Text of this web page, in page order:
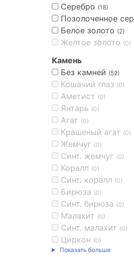
Серебро (18)
Позолоченное
Белое золото (2)
Желтое золото (0)
Камень
Без камней (52)
Кошачий глаз (0)
Аметист (0)
Янтарь (0)
Агат (0)
Крашеный агат (0)
Жемчуг (0)
Синт. жемчуг (0)
Коралл (0)
Синт. коралл (0)
Бирюза (0)
Синт. бирюза (0)
Малахит (0)
Синт. малахит (0)
Циркон (0)
Показать больше